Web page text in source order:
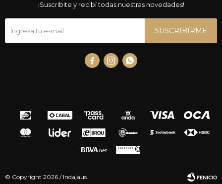
¡Suscribite y recibí todas nuestras novedades!
SUSCRIBIRME
  
© Copyright 2026 / Indajaus